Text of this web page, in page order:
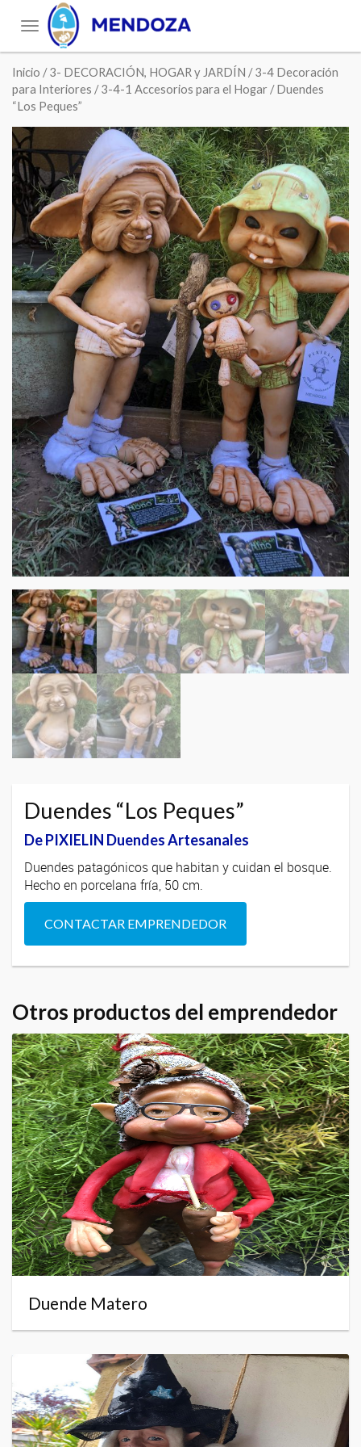
Toggle
navigation
Inicio /3- DECORACIÓN, HOGAR y JARDÍN /3-4 Decoración
para Interiores /3-4-1 Accesorios para el Hogar / Duendes
“Los Peques”
Duendes “Los Peques”
De PIXIELIN Duendes Artesanales
Duendes patagónicos que habitan y cuidan el bosque.
Hecho en porcelana fría, 50 cm.
CONTACTAR EMPRENDEDOR
Otros productos del emprendedor
Duende Matero